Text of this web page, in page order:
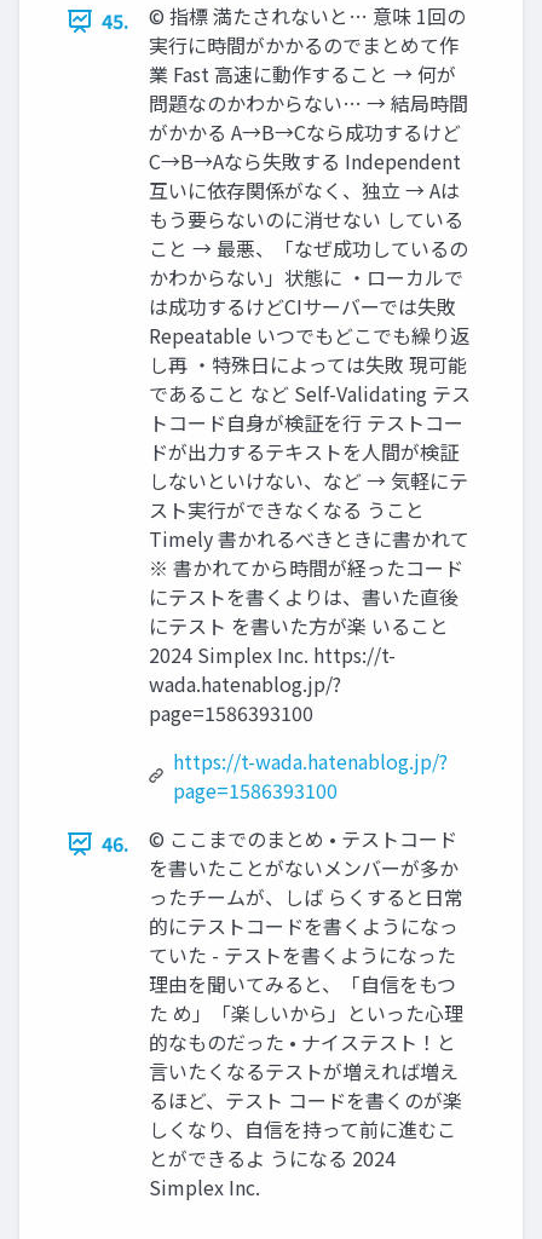
45.
©︎ 指標 満たされないと… 意味 1回の
実行に時間がかかるのでまとめて作
業 Fast 高速に動作すること → 何が
問題なのかわからない… → 結局時間
がかかる A→B→Cなら成功するけど
C→B→Aなら失敗する Independent
互いに依存関係がなく、独立 → Aは
もう要らないのに消せない している
こと → 最悪、「なぜ成功しているの
かわからない」状態に ・ローカルで
は成功するけどCIサーバーでは失敗
Repeatable いつでもどこでも繰り返
し再 ・特殊日によっては失敗 現可能
であること など Self-Validating テス
トコード自身が検証を行 テストコー
ドが出力するテキストを人間が検証
しないといけない、など → 気軽にテ
スト実行ができなくなる うこと
Timely 書かれるべきときに書かれて
※ 書かれてから時間が経ったコード
にテストを書くよりは、書いた直後
にテスト を書いた方が楽 いること
2024 Simplex Inc. https://t-
wada.hatenablog.jp/?
page=1586393100
https://t-wada.hatenablog.jp/?
page=1586393100
46.
©︎ ここまでのまとめ • テストコード
を書いたことがないメンバーが多か
ったチームが、しば らくすると日常
的にテストコードを書くようになっ
ていた - テストを書くようになった
理由を聞いてみると、「自信をもつ
た め」「楽しいから」といった心理
的なものだった • ナイステスト！と
言いたくなるテストが増えれば増え
るほど、テスト コードを書くのが楽
しくなり、自信を持って前に進むこ
とができるよ うになる 2024
Simplex Inc.